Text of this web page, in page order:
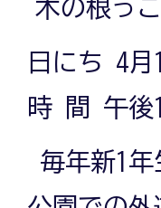
木の根っ
日にち 4月
時 間 午後
毎年新1